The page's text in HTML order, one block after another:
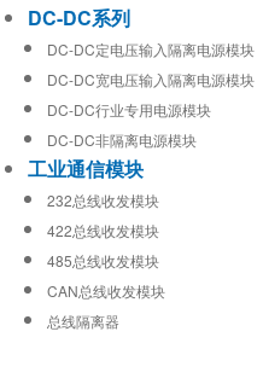
DC-DC系列
DC-DC定电压输入隔离电源模块
DC-DC宽电压输入隔离电源模块
DC-DC行业专用电源模块
DC-DC非隔离电源模块
工业通信模块
232总线收发模块
422总线收发模块
485总线收发模块
CAN总线收发模块
总线隔离器